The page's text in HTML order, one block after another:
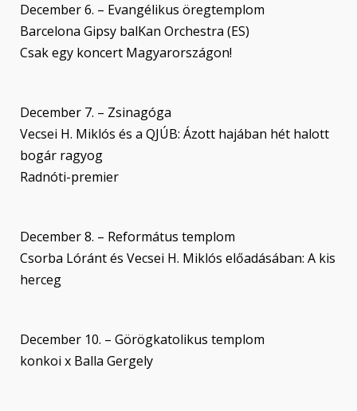
December 6. – Evangélikus öregtemplom
Barcelona Gipsy balKan Orchestra (ES)
Csak egy koncert Magyarországon!
December 7. – Zsinagóga
Vecsei H. Miklós és a QJÚB: Ázott hajában hét halott
bogár ragyog
Radnóti-premier
December 8. – Református templom
Csorba Lóránt és Vecsei H. Miklós előadásában: A kis
herceg
December 10. – Görögkatolikus templom
konkoi x Balla Gergely